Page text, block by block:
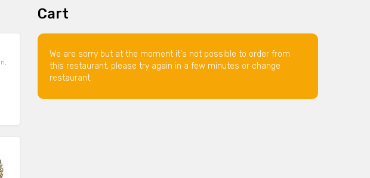
Cart
We are sorry but at the moment it's not possible to order from
this restaurant, please try again in a few minutes or change
restaurant.